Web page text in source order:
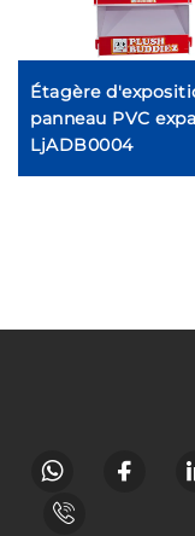
Étagère
panneau PVC
LjADB0004